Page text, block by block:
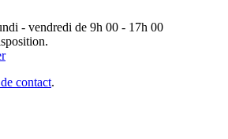
- vendredi de 9h 00 - 17h 00
contact.